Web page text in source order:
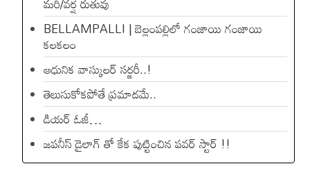
BELLAMPALLI | బెల్లంపల్లిలో గంజాయి గంజాయి
కలకలం
ఆధునిక వాస్కులర్ సర్జరీ..!
తెలుసుకోకపోతే ప్రమాదమే..
డియ‌ర్ ఓజీ…
జపనీస్ డైలాగ్ తో కేక పుట్టించిన ప‌వ‌ర్ స్టార్ !!